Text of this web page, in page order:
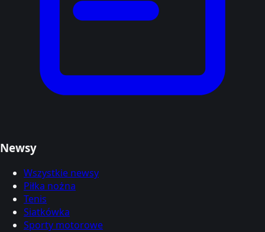
Newsy
Wszystkie newsy
Piłka nożna
Tenis
Siatkówka
Sporty motorowe